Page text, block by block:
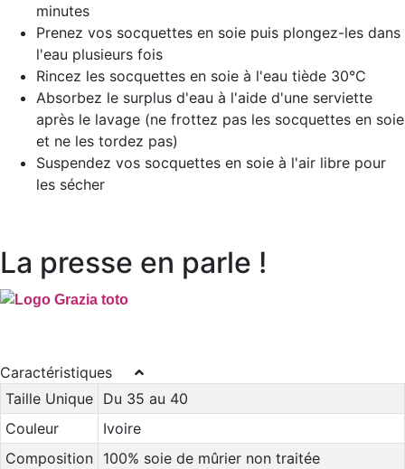
minutes
Prenez vos socquettes en soie puis plongez-les dans
l'eau plusieurs fois
Rincez les socquettes en soie à l'eau tiède 30°C
Absorbez le surplus d'eau à l'aide d'une serviette
après le lavage (ne frottez pas les socquettes en soie
et ne les tordez pas)
Suspendez vos socquettes en soie à l'air libre pour
les sécher
La presse en parle !
Caractéristiques
Taille Unique
Du 35 au 40
Couleur
Ivoire
Composition
100% soie de mûrier non traitée